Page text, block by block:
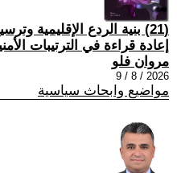
(21) بنية الردع الإقليمية
إعادة قراءة في الترتيبات
مروان فلو
2026 / 8 / 9
مواضيع وابحاث سياسية